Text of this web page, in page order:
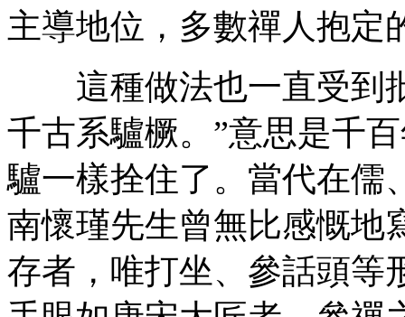
主導地位，多數禪人抱定
這種做法也一直受到
千古系驢橛。”意思是千
驢一樣拴住了。當代在儒
南懷瑾先生曾無比感慨
存者，唯打坐、參話頭等